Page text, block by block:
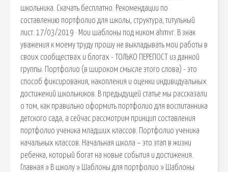
школьника. Скачать бесплатно. Рекомендации по
составлению портфолио для школы, структура, титульный
лист. 17/03/2019 · Мои шаблоны под ником ahmvr. В знак
уважения к моему труду прошу не выкладывать мои работы в
своих сообществах и блогах - ТОЛЬКО ПЕРЕПОСТ из данной
группы. Портфолио (в широком смысле этого слова) - это
способ фиксирования, накопления и оценки индивидуальных
достижений школьников. В предыдущей статье мы рассказали
о том, как правильно оформить портфолио для воспитанника
детского сада, а сейчас рассмотрим принцип составления
портфолио ученика младших классов. Портфолио ученика
начальных классов. Начальная школа – это этап в жизни
ребенка, который богат на новые события и достижения.
Главная » В школу » Шаблоны для портфолио » Шаблоны